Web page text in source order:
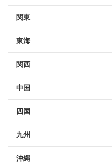
関東
東海
関西
中国
四国
九州
沖縄